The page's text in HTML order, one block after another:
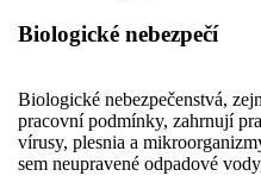
Biologické nebezpečí
Biologické nebezpečenstvá,
pracovní podmínky, zahrnují
vírusy, plesnia a
sem neupravené odpadové